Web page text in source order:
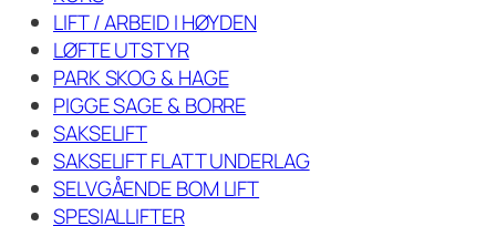
LIFT / ARBEID I HØYDEN
LØFTE UTSTYR
PARK SKOG & HAGE
PIGGE SAGE & BORRE
SAKSELIFT
SAKSELIFT FLATT UNDERLAG
SELVGÅENDE BOM LIFT
SPESIALLIFTER